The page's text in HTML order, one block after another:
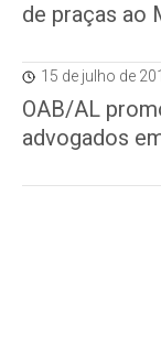
de praças ao
15 de julho de
OAB/AL
advogados